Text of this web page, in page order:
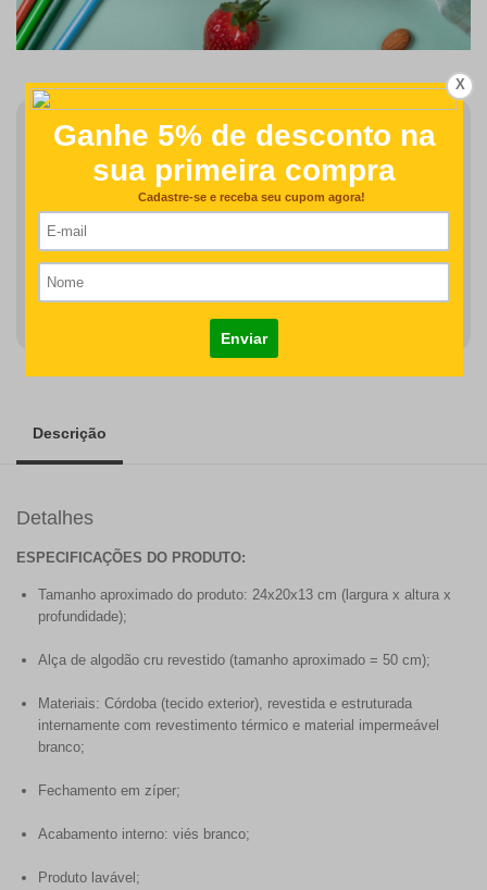
Finalizar Pedido
Detalhes como centralização e proporção de tamanho do
desenho/nome serão revisados na produção do seu pedido
R$141,00
COMPRAR
Descrição
Detalhes
ESPECIFICAÇÕES DO PRODUTO:
Tamanho aproximado do produto: 24x20x13 cm (largura x altura x
profundidade);
Alça de algodão cru revestido (tamanho aproximado = 50 cm);
Materiais: Córdoba (tecido exterior), revestida e estruturada
internamente com revestimento térmico e material impermeável
branco;
Fechamento em zíper;
Acabamento interno: viés branco;
Produto lavável;
X